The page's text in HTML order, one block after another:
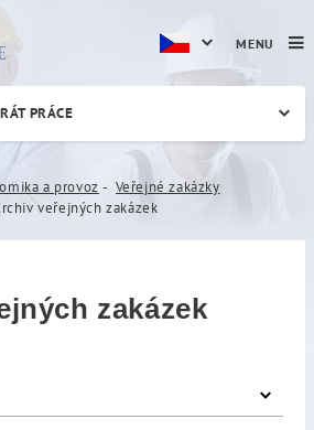
zakázek
PRÁCE
a provoz
Veřejné zakázky
veřejných zakázek
zakázek
MENU